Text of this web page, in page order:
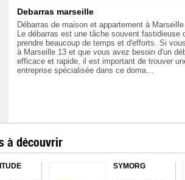
Debarras marseille
Débarras de maison et appartement à Marseille
Le débarras est une tâche souvent fastidieuse
prendre beaucoup de temps et d'efforts. Si
à Marseille 13 et que vous avez besoin d'un
efficace et rapide, il est important de trouver
entreprise spécialisée dans ce doma…
à découvrir
SYMORG